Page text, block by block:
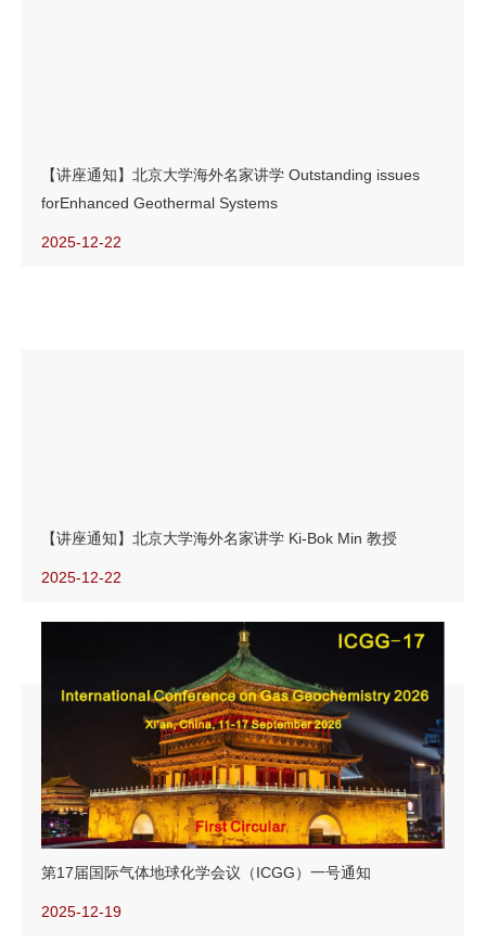
【讲座通知】北京大学海外名家讲学 Outstanding issues
forEnhanced Geothermal Systems
2025-12-22
【讲座通知】北京大学海外名家讲学 Ki-Bok Min 教授
2025-12-22
第17届国际气体地球化学会议（ICGG）一号通知
2025-12-19